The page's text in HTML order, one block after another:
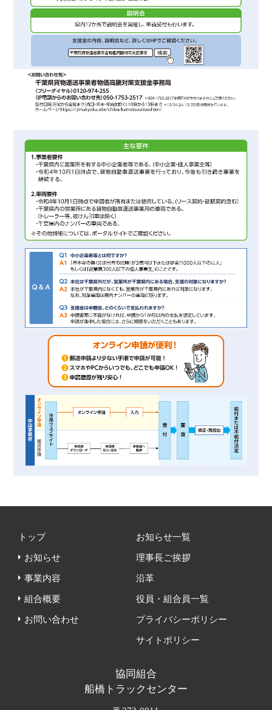
トップ
お知らせ
事業内容
組合概要
お問い合わせ
お知らせ一覧
理事長ご挨拶
沿革
役員・組合員一覧
プライバシーポリシー
サイトポリシー
協同組合
船橋トラックセンター